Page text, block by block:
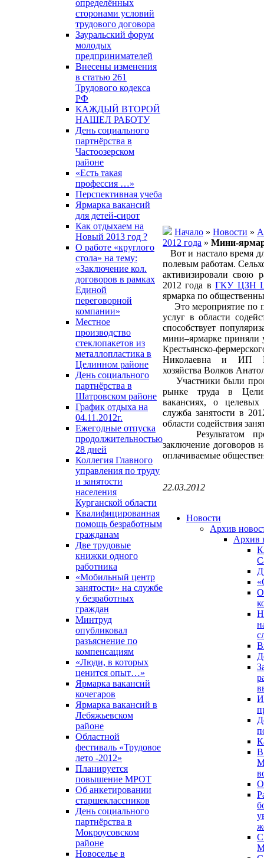
определённых
сторонами условий
трудового договора
Зауральский форум
молодых
предпринимателей
Внесены изменения
в статью 261
Трудового кодекса
РФ
КАЖДЫЙ ВТОРОЙ
НАШЕЛ РАБОТУ
День социального
партнёрства в
Частоозерском
районе
«Есть такая
профессия …»
Перспективная учеба
Ярмарка вакансий
для детей-сирот
Как отдыхаем на
Новый 2013 год ?
О работе «круглого
стола» на тему:
«Заключение кол.
договоров в рамках
Единой
переговорной
компании»
Местное
производство
стеклопакетов из
металлопластика в
Целинном районе
День социального
партнёрства в
Шатровском районе
График отдыха на
04.11.2012г.
Ежегодные отпуска
продолжительностью
28 дней
Коллегия Главного
управления по труду
и занятости
населения
Курганской области
Квалифицированная
помощь безработным
гражданам
Две трудовые
книжки одного
работника
«Мобильный центр
занятости» на службе
у безработных
граждан
Минтруд
опубликовал
разъяснение по
компенсациям
«Люди, в которых
ценится опыт…»
Ярмарка вакансий
кочегаров
Ярмарка вакансий в
Лебяжьевском
районе
Областной
фестиваль «Трудовое
лето -2012»
Планируется
повышение МРОТ
Об анкетировании
старшеклассников
День социального
партнёрства в
Мокроусовском
районе
Новоселье в
Начало » Новости »
2012 года » Мини-
Вот и настало время
полевым работам.
активизировали свою
2012 года вГКУ ЦЗН
ярмарка по
Это мероприятие по
услуг в области
способствует
мини–ярмарке приняли
Крестьянско-
Николаевна и ИП
хозяйства Волков
Участники были
рынке труда в
вакансиях, о целевых
служба занятости в
области содействия
Результатом
заключение договоров
оплачиваемые
22.03.2012
Новости
Архив
Архив
О
В
С